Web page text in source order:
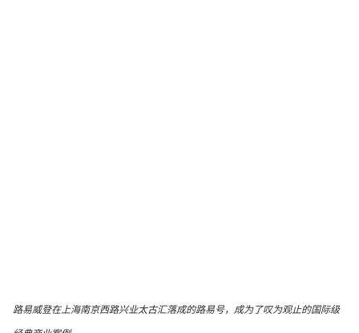
路易威登在上海南京西路兴业太古汇落成的路易号，成为了叹为观止的国际级